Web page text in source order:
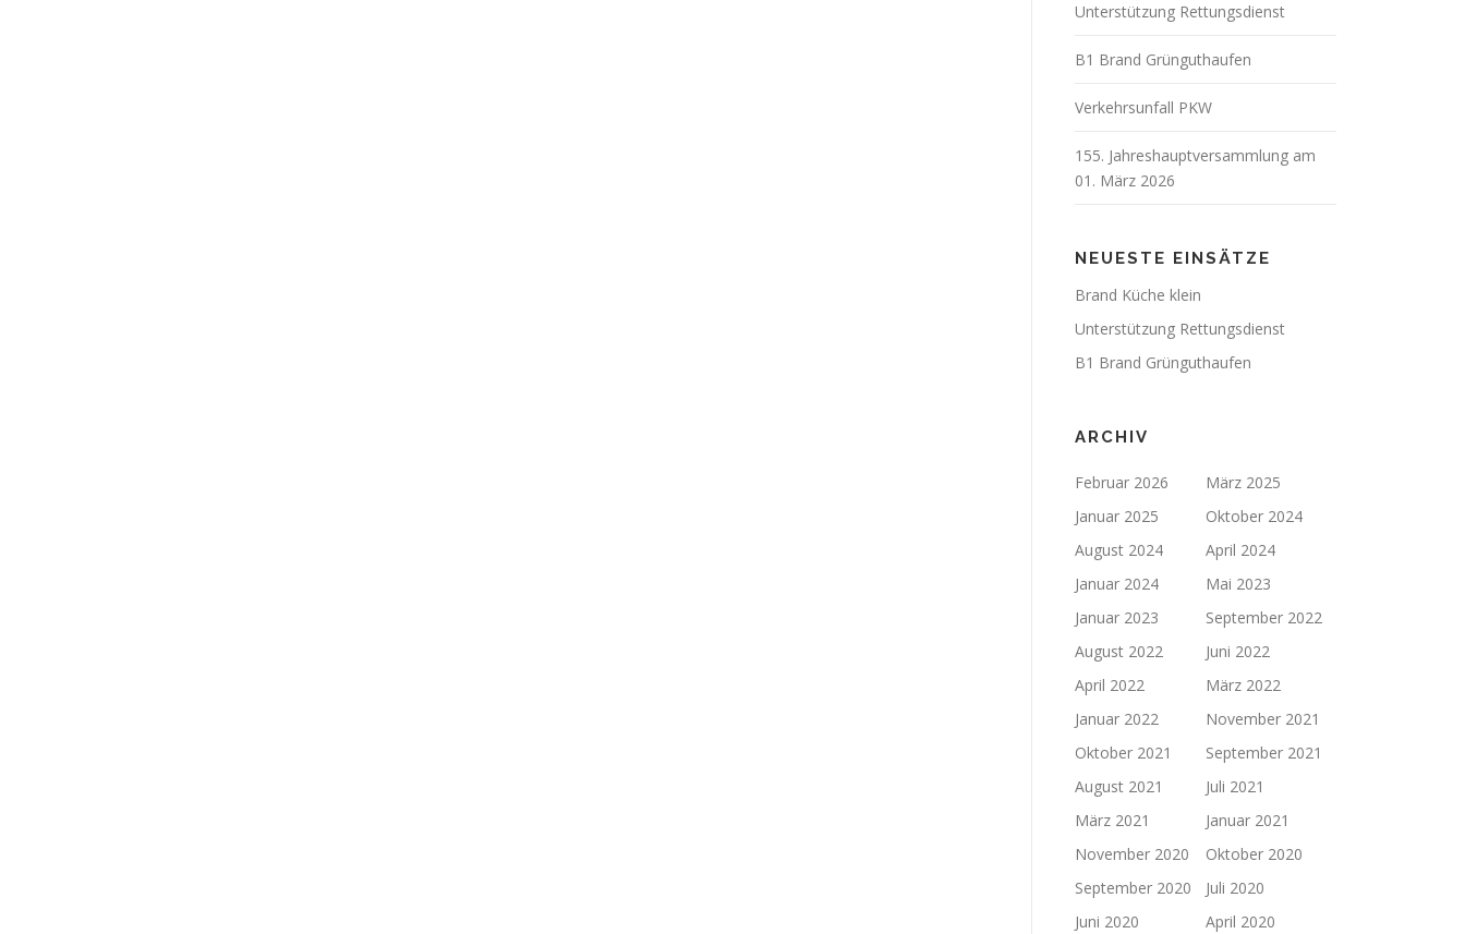
Unterstützung Rettungsdienst
B1 Brand Grünguthaufen
Verkehrsunfall PKW
155. Jahreshauptversammlung am
01. März 2026
NEUESTE EINSÄTZE
Brand Küche klein
Unterstützung Rettungsdienst
B1 Brand Grünguthaufen
ARCHIV
Februar 2026
März 2025
Januar 2025
Oktober 2024
August 2024
April 2024
Januar 2024
Mai 2023
Januar 2023
September 2022
August 2022
Juni 2022
April 2022
März 2022
Januar 2022
November 2021
Oktober 2021
September 2021
August 2021
Juli 2021
März 2021
Januar 2021
November 2020
Oktober 2020
September 2020
Juli 2020
Juni 2020
April 2020